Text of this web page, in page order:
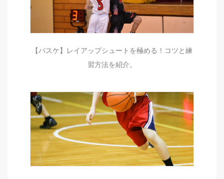
【バスケ】レイアップシュートを極める！コツと練
習方法を紹介。